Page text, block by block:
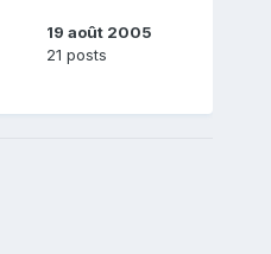
19 août 2005
21 posts